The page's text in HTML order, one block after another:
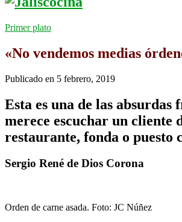
Primer plato
«No vendemos medias
Publicado en 5 febrero, 2019
Esta es una de las absurdas
merece escuchar un cliente
restaurante, fonda o puesto
Sergio René de Dios Corona
Orden de carne asada. Foto: JC Núñez